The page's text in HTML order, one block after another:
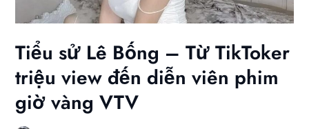
Tiểu sử Lê Bống – Từ TikToker
triệu view đến diễn viên phim
giờ vàng VTV